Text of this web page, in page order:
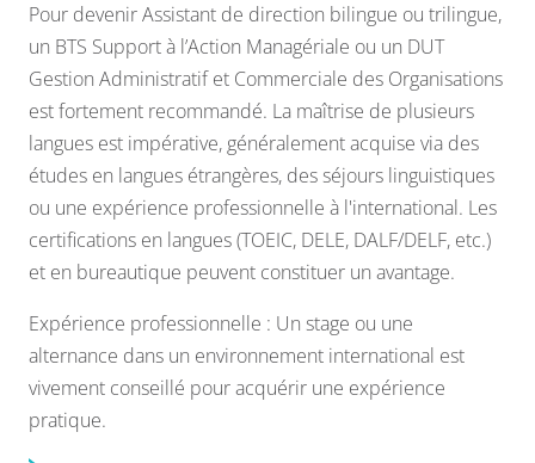
Pour devenir Assistant de direction bilingue ou trilingue,
un BTS Support à l’Action Managériale ou un DUT
Gestion Administratif et Commerciale des Organisations
est fortement recommandé. La maîtrise de plusieurs
langues est impérative, généralement acquise via des
études en langues étrangères, des séjours linguistiques
ou une expérience professionnelle à l'international. Les
certifications en langues (TOEIC, DELE, DALF/DELF, etc.)
et en bureautique peuvent constituer un avantage.
Expérience professionnelle : Un stage ou une
alternance dans un environnement international est
vivement conseillé pour acquérir une expérience
pratique.